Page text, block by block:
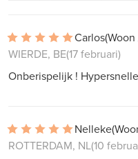
Carlos
WIERDE, BE(17 februari)
Onberispelijk !
Nelleke
ROTTERDAM, NL(10